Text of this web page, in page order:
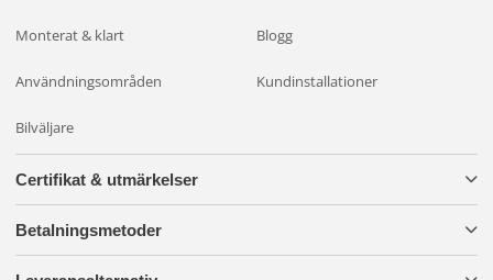
Monterat & klart Blogg
Användningsområden Kundinstallationer
Bilväljare
Certifikat & utmärkelser
Betalningsmetoder